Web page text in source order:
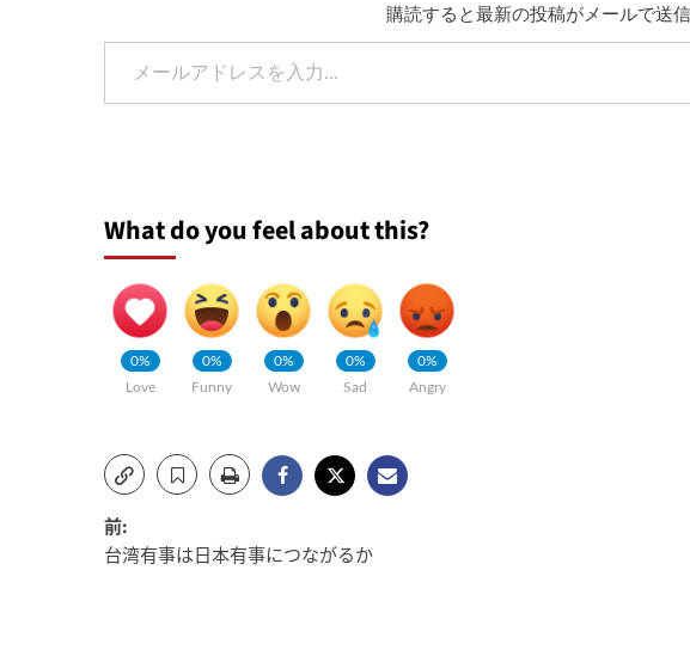
購読すると最新の投稿がメールで送信
メールアドレスを入力...
What do you feel about this?
0%
Love
0%
Funny
0%
Wow
0%
Sad
0%
Angry
投
前:
台湾有事は日本有事につながるか